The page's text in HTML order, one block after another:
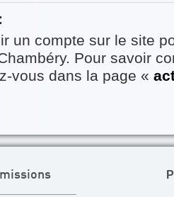
un compte sur le site
Pour savoir
vous dans la page «